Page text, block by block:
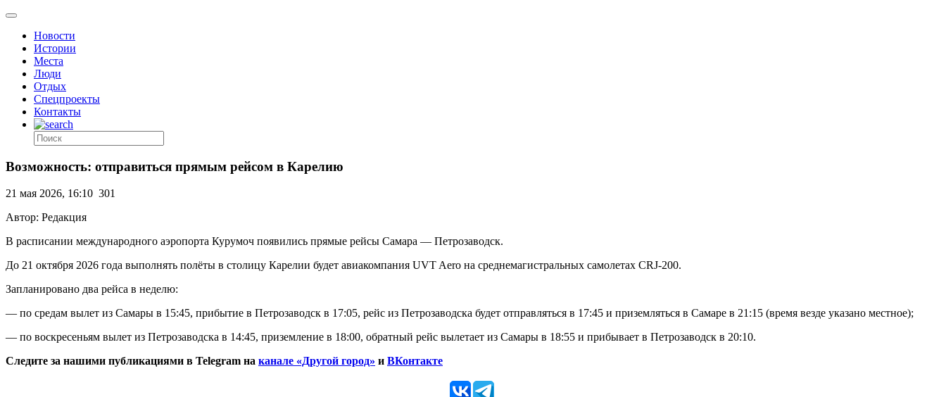
Новости
Истории
Места
Люди
Отдых
Спецпроекты
Контакты
Возможность: отправиться прямым рейсом в Карелию
21 мая 2026, 16:10 301
Автор: Редакция
В расписании международного аэропорта Курумоч появились прямые рейсы Самара — Петрозаводск.
До 21 октября 2026 года выполнять полёты в столицу Карелии будет авиакомпания UVT Aero на среднемагистральных самолетах CRJ-200.
Запланировано два рейса в неделю:
— по средам вылет из Самары в 15:45, прибытие в Петрозаводск в 17:05, рейс из Петрозаводска будет отправляться в 17:45 и приземляться в Самаре в 21:15 (время везде указано местное);
— по воскресеньям вылет из Петрозаводска в 14:45, приземление в 18:00, обратный рейс вылетает из Самары в 18:55 и прибывает в Петрозаводск в 20:10.
Следите за нашими публикациями в Telegram на канале «Другой город» и ВКонтакте